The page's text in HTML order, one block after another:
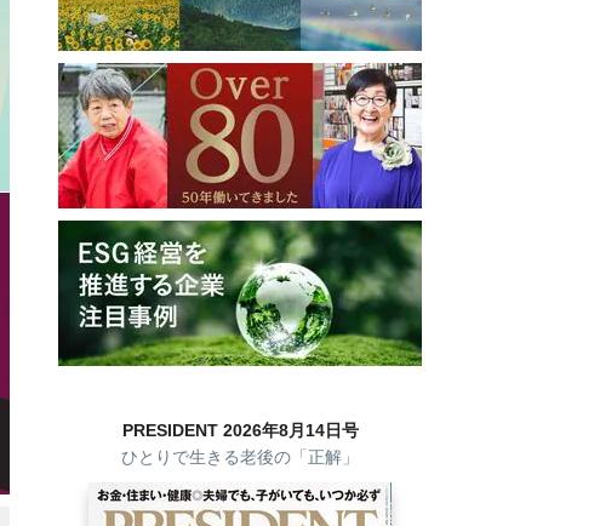
PRESIDENT 2026年8月14日号
ひとりで生きる老後の「正解」